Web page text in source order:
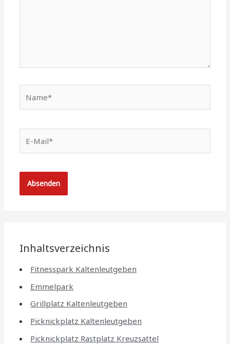
Mail*
Inhaltsverzeichnis
Fitnesspark Kaltenleutgeben
Emmelpark
Grillplatz Kaltenleutgeben
Picknickplatz Kaltenleutgeben
Picknickplatz Rastplatz Kreuzsattel